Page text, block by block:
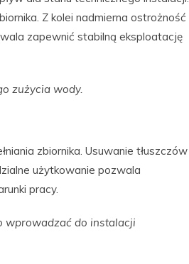
Z kolei nadmierna ostrożność
zapewnić stabilną eksploatację
zużycia wody.
zbiornika. Usuwanie tłuszczów
użytkowanie pozwala
pracy.
wprowadzać do instalacji